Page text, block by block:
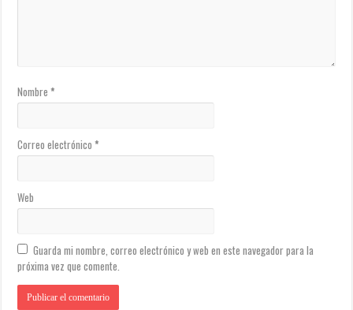
Nombre*
Correo electrónico*
Web
Guarda mi nombre, correo electrónico y web en este navegador para la
próxima vez que comente.